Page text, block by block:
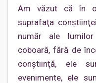
Am văzut că în
suprafaţa
număr ale
coboară, fără de
conştiinţă, ele
evenimente, ele